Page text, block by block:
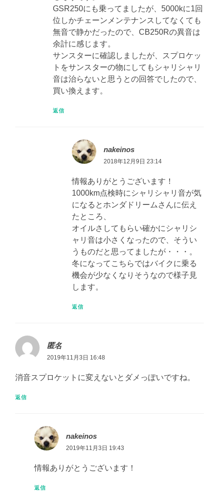
GSR250にも乗ってましたが、5000kに1回
位しかチェーンメンテナンスしてなくても
無音で静かだったので、CB250Rの異音は
余計に感じます。
サンスターに確認しましたが、スプロケッ
トをサンスターの物にしてもシャリシャリ
音は治らないと思うとの回答でしたので、
買い換えます。
返信
nakeinos
2018年12月9日 23:14
情報ありがとうございます！
1000km点検時にシャリシャリ音が気
になるとホンダドリームさんに伝え
たところ、
オイルさしてもらい確かにシャリシ
ャリ音は小さくなったので、そうい
うものだと思ってましたが・・・。
冬になってこちらではバイクに乗る
機会が少なくなりそうなので様子見
します。
返信
匿名
2019年11月3日 16:48
消音スプロケットに変えないとダメっぽいですね。
返信
nakeinos
2019年11月3日 19:43
情報ありがとうございます！
返信